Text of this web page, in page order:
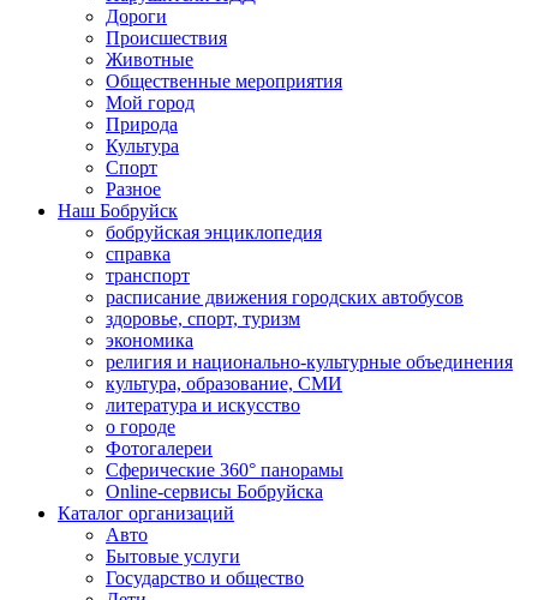
Дороги
Происшествия
Животные
Общественные мероприятия
Мой город
Природа
Культура
Спорт
Разное
Наш Бобруйск
бобруйская энциклопедия
справка
транспорт
расписание движения городских автобусов
здоровье, спорт, туризм
экономика
религия и национально-культурные объединения
культура, образование, СМИ
литература и искусство
о городе
Фотогалереи
Сферические 360° панорамы
Online-сервисы Бобруйска
Каталог организаций
Авто
Бытовые услуги
Государство и общество